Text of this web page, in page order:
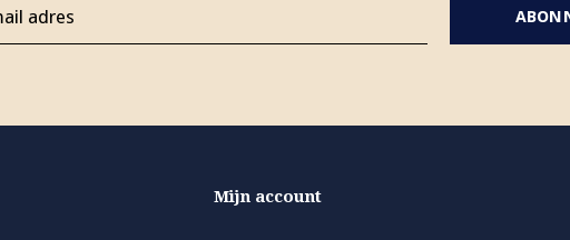
Mijn account